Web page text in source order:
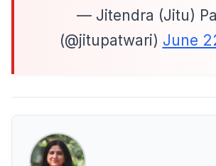
— Jitendra (Jitu)
(@jitupatwari) June